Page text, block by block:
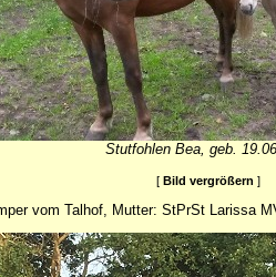
Stutfohlen Bea, geb.
[ Bild vergrößern ]
vom Talhof, Mutter: StPrSt Larissa